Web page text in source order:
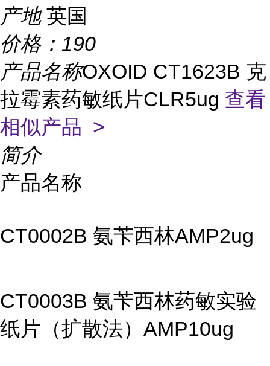
产地 英国
价格： 190
产品名称OXOID CT1623B 克
拉霉素药敏纸片CLR5ug 查看
相似产品 >
简介
产品名称
CT0002B 氨苄西林AMP2ug
CT0003B 氨苄西林药敏实验
纸片（扩散法）AMP10ug